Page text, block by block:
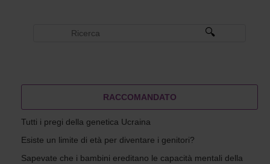
RACCOMANDATO
Tutti i pregi della genetica Ucraina
Esiste un limite di età per diventare i genitori?
Sapevate che i bambini ereditano le capacità mentali della